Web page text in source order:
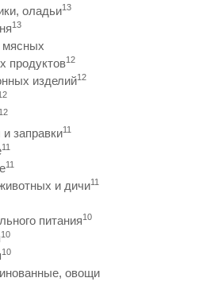
оладьи13
13
мясных
продуктов12
изделий12
12
заправки11
11
11
и дичи11
питания10
10
10
овощи